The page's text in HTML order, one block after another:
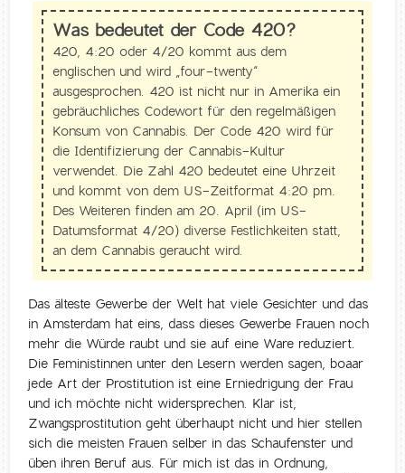
Was bedeutet der Code 420?
420, 4:20 oder 4/20 kommt aus dem
englischen und wird „four-twenty“
ausgesprochen. 420 ist nicht nur in Amerika ein
gebräuchliches Codewort für den regelmäßigen
Konsum von Cannabis. Der Code 420 wird für
die Identifizierung der Cannabis-Kultur
verwendet. Die Zahl 420 bedeutet eine Uhrzeit
und kommt von dem US-Zeitformat 4:20 pm.
Des Weiteren finden am 20. April (im US-
Datumsformat 4/20) diverse Festlichkeiten statt,
an dem Cannabis geraucht wird.
Das älteste Gewerbe der Welt hat viele Gesichter und das
in Amsterdam hat eins, dass dieses Gewerbe Frauen noch
mehr die Würde raubt und sie auf eine Ware reduziert.
Die Feministinnen unter den Lesern werden sagen, boaar
jede Art der Prostitution ist eine Erniedrigung der Frau
und ich möchte nicht widersprechen. Klar ist,
Zwangsprostitution geht überhaupt nicht und hier stellen
sich die meisten Frauen selber in das Schaufenster und
üben ihren Beruf aus. Für mich ist das in Ordnung,